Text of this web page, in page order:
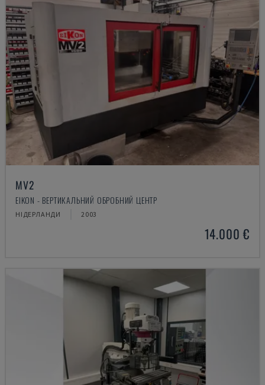
MV2
EIKON - ВЕРТИКАЛЬНИЙ ОБРОБНИЙ ЦЕНТР
НІДЕРЛАНДИ 2003
14.000 €